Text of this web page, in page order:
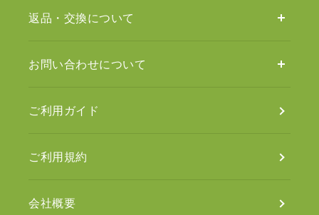
返品・交換について
お問い合わせについて
ご利用ガイド
ご利用規約
会社概要